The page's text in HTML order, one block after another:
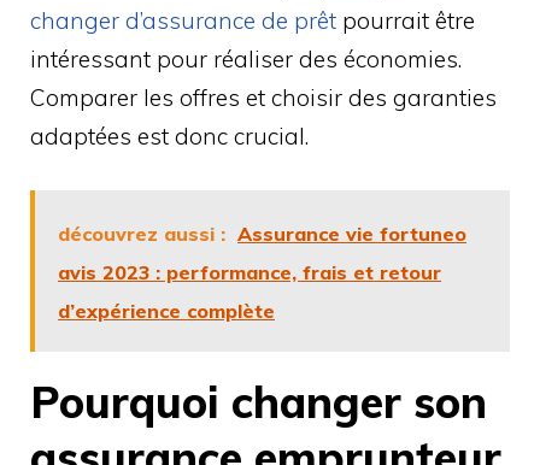
changer d’assurance de prêt pourrait être
intéressant pour réaliser des économies.
Comparer les offres et choisir des garanties
adaptées est donc crucial.
découvrez aussi : Assurance vie fortuneo
avis 2023 : performance, frais et retour
d’expérience complète
Pourquoi changer son